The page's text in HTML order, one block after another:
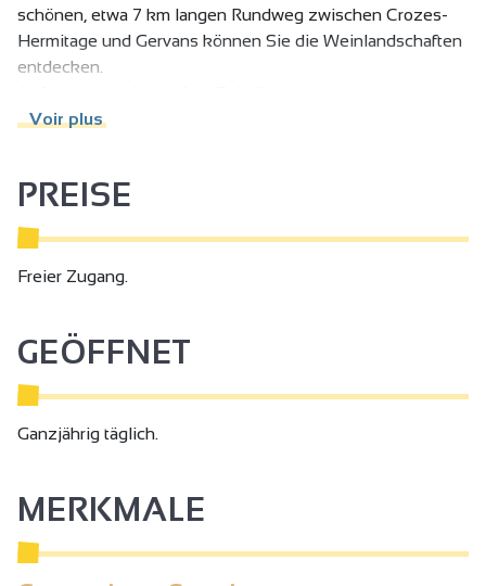
schönen, etwa 7 km langen Rundweg zwischen Crozes-
Hermitage und Gervans können Sie die Weinlandschaften
entdecken.
sein.
Voir plus
PREISE
Freier Zugang.
GEÖFFNET
Ganzjährig täglich.
MERKMALE